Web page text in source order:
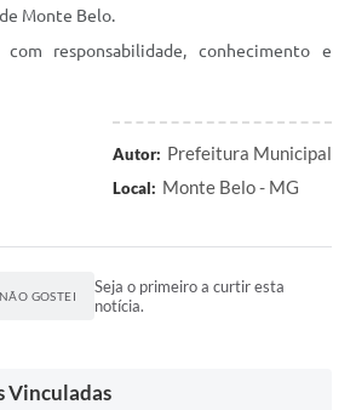
Monte Belo.
responsabilidade, conhecimento e
Autor: Prefeitura Municipal
Local: Monte Belo - MG
NÃO GOSTEI
Seja o primeiro a curtir esta
notícia.
Vinculadas